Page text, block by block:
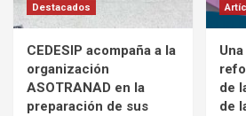
Destacados
CEDESIP acompaña a la
organización
ASOTRANAD en la
preparación de sus
de
de